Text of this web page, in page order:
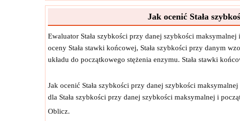
Jak ocenić Stała
Ewaluator Stała szybkości przy danej szybkości
oceny Stała stawki końcowej, Stała szybkości przy danym
układu do początkowego stężenia enzymu. Stała stawki
Jak ocenić Stała szybkości przy danej szybkości
dla Stała szybkości przy danej szybkości maksymalnej i
Oblicz.